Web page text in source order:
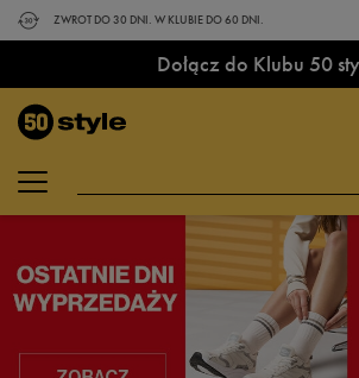
ZWROT DO 30 DNI. W KLUBIE DO 60 DNI.
Dołącz do Klubu 50